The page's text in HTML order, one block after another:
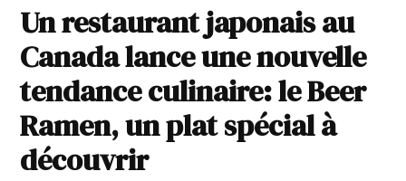
Un restaurant japonais au
Canada lance une nouvelle
tendance culinaire: le Beer
Ramen, un plat spécial à
découvrir